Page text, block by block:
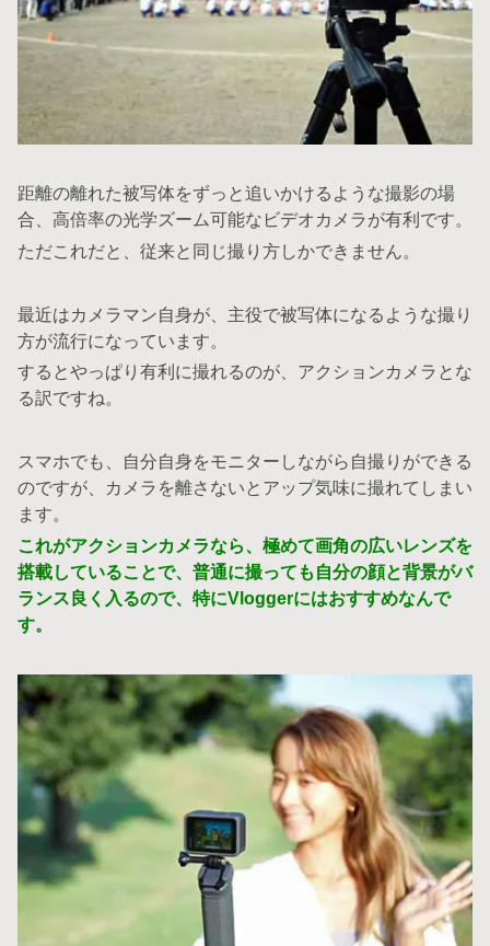
距離の離れた被写体をずっと追いかけるような撮影の場
合、高倍率の光学ズーム可能なビデオカメラが有利です。
ただこれだと、従来と同じ撮り方しかできません。
最近はカメラマン自身が、主役で被写体になるような撮り
方が流行になっています。
するとやっぱり有利に撮れるのが、アクションカメラとな
る訳ですね。
スマホでも、自分自身をモニターしながら自撮りができる
のですが、カメラを離さないとアップ気味に撮れてしまい
ます。
これがアクションカメラなら、極めて画角の広いレンズを
搭載していることで、普通に撮っても自分の顔と背景がバ
ランス良く入るので、特にVloggerにはおすすめなんで
す。